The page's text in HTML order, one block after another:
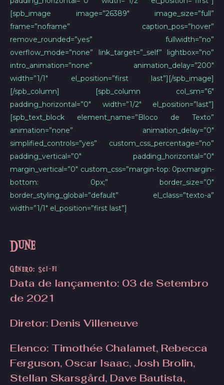
[spb_image image=”26389″ image_size=”full”
frame=”noframe” caption_pos=”hover”
remove_rounded=”yes” fullwidth=”no”
overflow_mode=”none” link_target=”_self” lightbox=”no”
intro_animation=”none” animation_delay=”200″
width=”1/1″ el_position=”first last”][/spb_image]
[/spb_column] [spb_column col_sm=”6″
padding_horizontal=”0″ width=”1/2″ el_position=”last”]
[spb_text_block element_name=”Bloco de Texto”
animation=”none” animation_delay=”0″
simplified_controls=”yes” custom_css_percentage=”no”
padding_vertical=”0″ padding_horizontal=”0″
margin_vertical=”0″ custom_css=”margin-top: 0px;margin-
bottom: 0px;” border_size=”0″
border_styling_global=”default” el_class=”texto-a”
width=”1/1″ el_position=”first last”]
Dune
Gênero: Sci-fi
Data de lançamento: 03 de Setembro
de 2021
Diretor: Denis Villeneuve
Elenco: Timothée Chalamet, Rebecca
Ferguson, Oscar Isaac, Josh Brolin,
Stellan Skarsgård, Dave Bautista,